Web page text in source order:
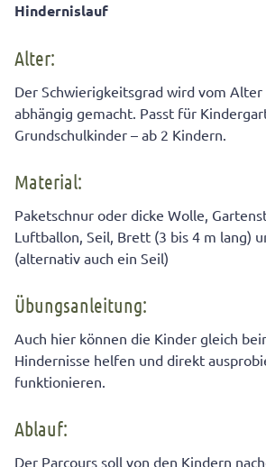
Hindernislauf
Alter:
Der Schwierigkeitsgrad wird vom
abhängig gemacht. Passt für
Grundschulkinder – ab 2 Kindern.
Material:
Paketschnur oder dicke Wolle,
Luftballon, Seil, Brett (3 bis 4 m lang)
(alternativ auch ein Seil)
Übungsanleitung:
Auch hier können die Kinder gleich
Hindernisse helfen und direkt
funktionieren.
Ablauf:
Der Parcours soll von den Kindern